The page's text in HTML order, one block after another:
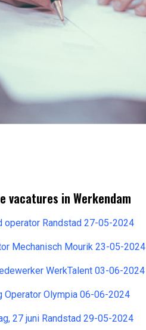
vacatures in Werkendam
operator Randstad 27-05-2024
Mechanisch Mourik 23-05-2024
WerkTalent 03-06-2024
Operator Olympia 06-06-2024
27 juni Randstad 29-05-2024